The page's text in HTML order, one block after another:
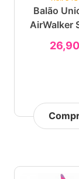
Balão
AirWalker